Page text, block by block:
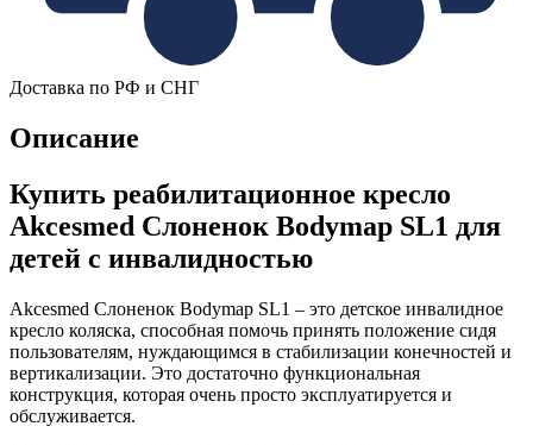
Доставка по РФ и СНГ
Описание
Купить реабилитационное кресло
Akcesmed Слоненок Bodymap SL1 для
детей с инвалидностью
Akcesmed Слоненок Bodymap SL1 – это детское инвалидное
кресло коляска, способная помочь принять положение сидя
пользователям, нуждающимся в стабилизации конечностей и
вертикализации. Это достаточно функциональная
конструкция, которая очень просто эксплуатируется и
обслуживается.